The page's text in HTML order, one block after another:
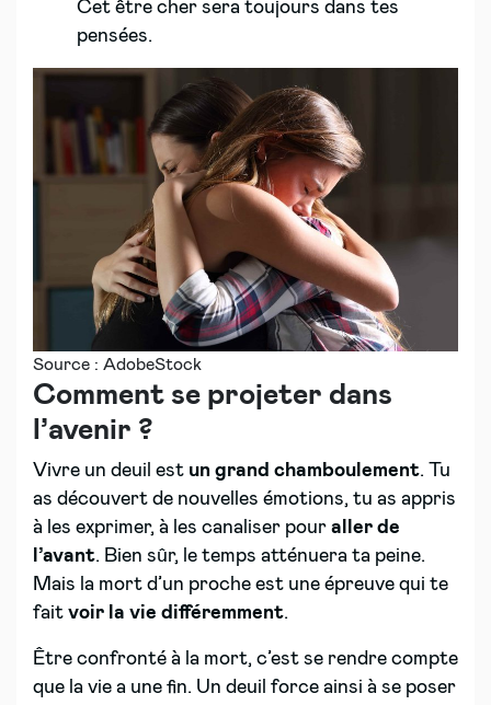
Cet être cher sera toujours dans tes
pensées.
Source : AdobeStock
Comment se projeter dans
l’avenir ?
Vivre un deuil est un grand chamboulement. Tu
as découvert de nouvelles émotions, tu as appris
à les exprimer, à les canaliser pour aller de
l’avant. Bien sûr, le temps atténuera ta peine.
Mais la mort d’un proche est une épreuve qui te
fait voir la vie différemment.
Être confronté à la mort, c’est se rendre compte
que la vie a une fin. Un deuil force ainsi à se poser